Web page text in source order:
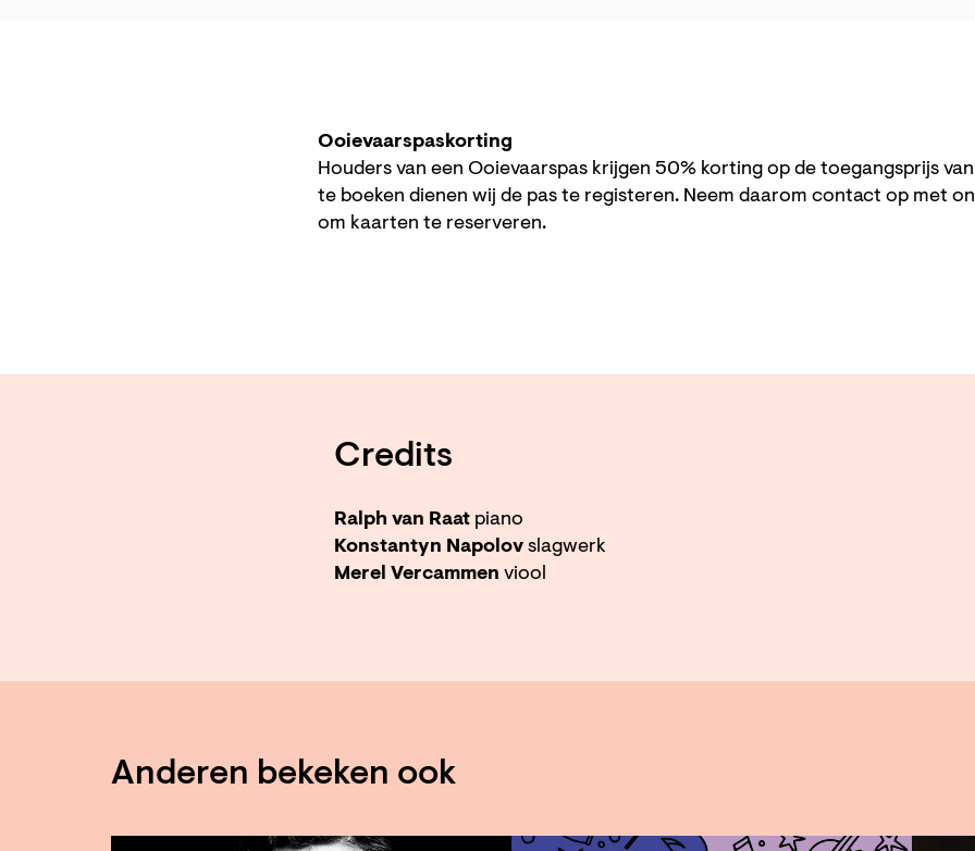
Ooievaarspaskorting
Houders van een Ooievaarspas krijgen 50% korting op de toegangsprijs
te boeken dienen wij de pas te registeren. Neem daarom contact op met
om kaarten te reserveren.
Credits
Ralph van Raat piano
Konstantyn Napolov slagwerk
Merel Vercammen viool
Anderen bekeken ook